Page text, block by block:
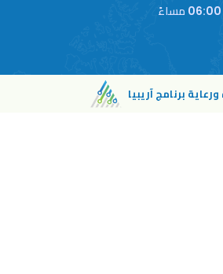
ورعاية برنامج آريبيا